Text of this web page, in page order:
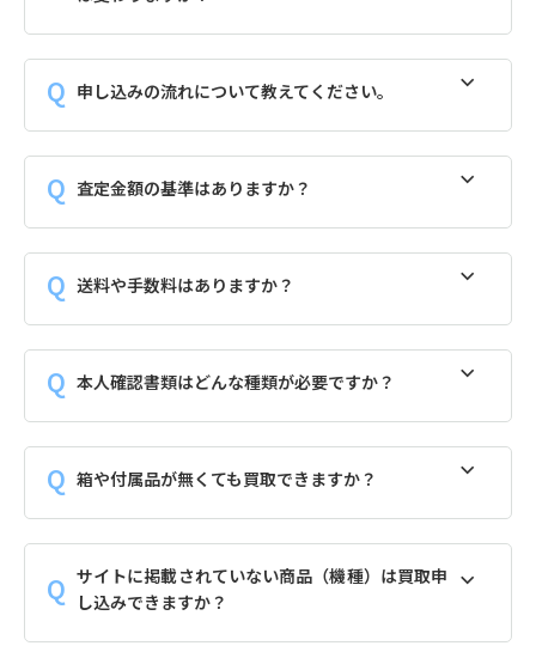
申し込みの流れについて教えてください。
査定金額の基準はありますか？
送料や手数料はありますか？
本人確認書類はどんな種類が必要ですか？
箱や付属品が無くても買取できますか？
サイトに掲載されていない商品（機種）は買取申
し込みできますか？